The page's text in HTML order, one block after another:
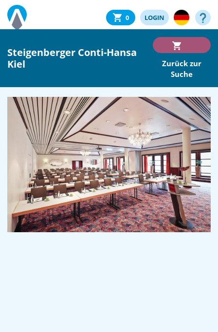
0 LOGIN
Steigenberger Conti-Hansa
Kiel
Zurück zur
Suche